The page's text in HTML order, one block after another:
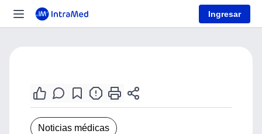
Ingresar
Noticias médicas